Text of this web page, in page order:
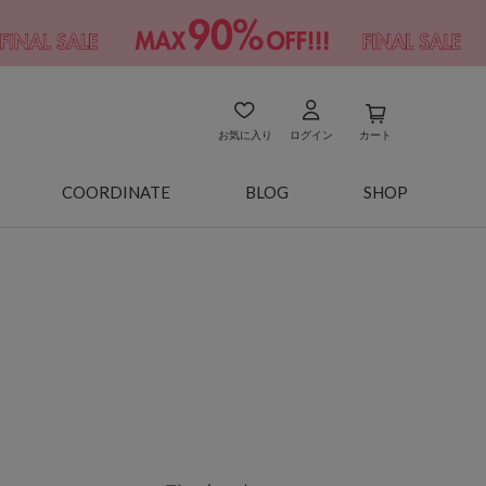
お気に入り ログイン カート
COORDINATE BLOG SHOP